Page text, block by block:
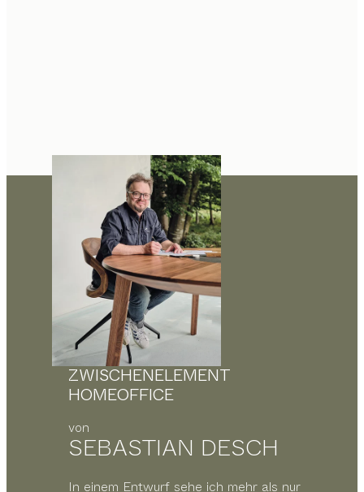
ZWISCHENELEMENT
HOMEOFFICE
von
SEBASTIAN DESCH
In einem Entwurf sehe ich mehr als nur